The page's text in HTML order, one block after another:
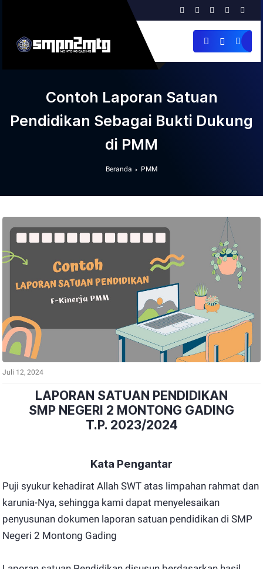
Contoh Laporan Satuan
Pendidikan Sebagai Bukti Dukung
di PMM
Beranda PMM
Juli 12, 2024
LAPORAN SATUAN PENDIDIKAN
SMP NEGERI 2 MONTONG GADING
T.P. 2023/2024
Kata Pengantar
Puji syukur kehadirat Allah SWT atas limpahan rahmat dan
karunia-Nya, sehingga kami dapat menyelesaikan
penyusunan dokumen laporan satuan pendidikan di SMP
Negeri 2 Montong Gading